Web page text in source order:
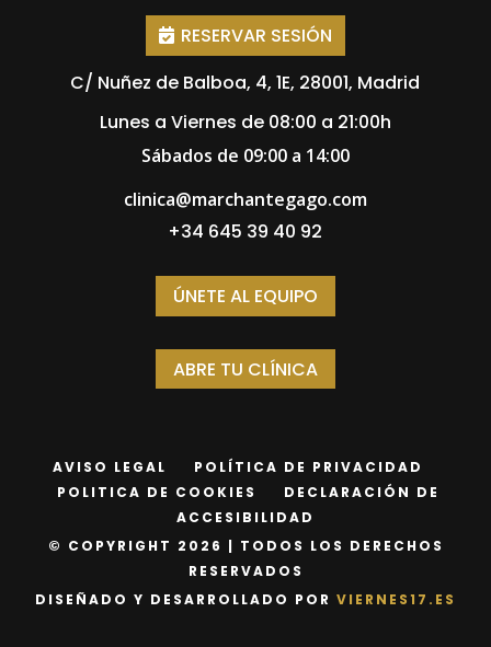
RESERVAR SESIÓN
C/ Nuñez de Balboa, 4, 1E, 28001, Madrid
Lunes a Viernes de 08:00 a 21:00h
Sábados de 09:00 a 14:00
clinica@marchantegago.com
+34 645 39 40 92
ÚNETE AL EQUIPO
ABRE TU CLÍNICA
AVISO LEGAL
POLÍTICA DE PRIVACIDAD
POLITICA DE COOKIES
DECLARACIÓN DE
ACCESIBILIDAD
© COPYRIGHT 2026 | TODOS LOS DERECHOS
RESERVADOS
DISEÑADO Y DESARROLLADO POR VIERNES17.ES